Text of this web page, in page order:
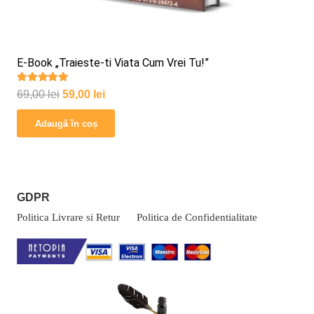
E-Book „Traieste-ti Viata Cum Vrei Tu!”
Evaluat la 5.00 din 5
69,00lei Prețul
inițial
59,00 leiPrețul
curent
este:
Adaugă în coș
GDPR
Politica Livrare si Retur Politica de Confidentialitate